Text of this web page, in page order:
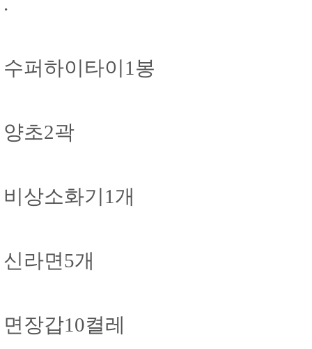
수퍼하이타이1봉
양초2곽
비상소화기1개
신라면5개
면장갑10켤레